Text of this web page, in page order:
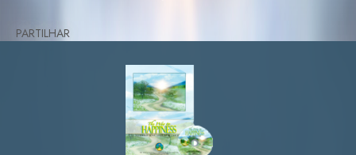
PARTILHAR